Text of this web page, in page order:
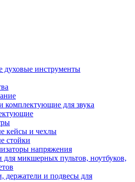
духовые инструменты
комплектующие для звука
кейсы и чехлы
стойки
напряжения
для микшерных пультов, ноутбуков,
держатели и подвесы для